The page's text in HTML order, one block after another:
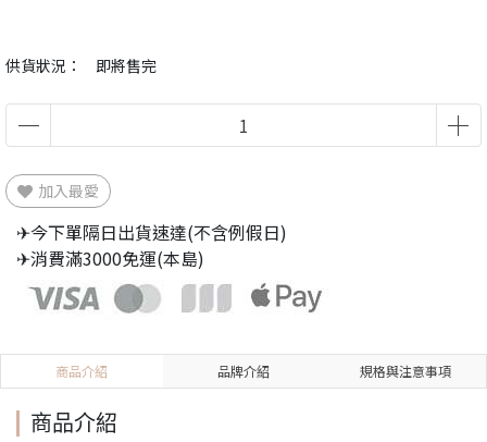
供貨狀況： 即將售完
加入最愛
✈今下單隔日出貨速達(不含例假日)
✈消費滿3000免運(本島)
商品介紹 品牌介紹 規格與注意事項
商品介紹